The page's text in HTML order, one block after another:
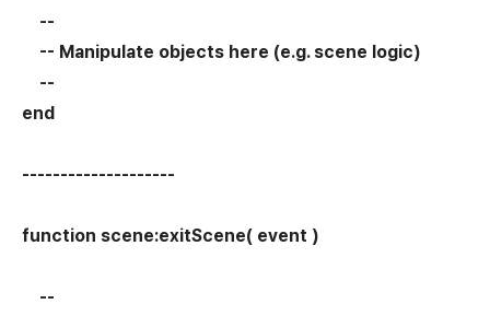
--
-- Manipulate objects here (e.g. scene logic)
--
end
--------------------
function scene:exitScene( event )
--